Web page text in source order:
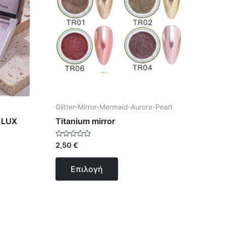
Glitter-Mirror-Mermaid-Aurora-Pearl
Titanium mirror
Βαθμολογήθηκε
με
0
2,50€
Επιλογή
πολλαπλές
παραλλαγές.
Οι
επιλογές
μπορούν
στη